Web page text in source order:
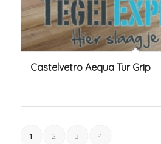
Castelvetro Aequa Tur Grip
1 2 3 4